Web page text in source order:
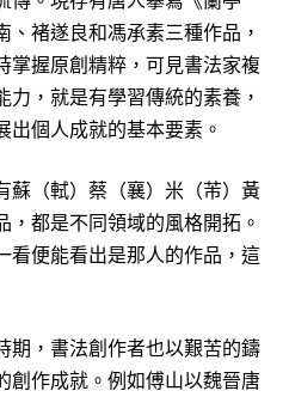
褚遂良和馮承素三種作品，
掌握原創精粹，可見書法家複
，就是有學習傳統的素養，
個人成就的基本要素。
蘇（軾）蔡（襄）米（芾）黃
，都是不同領域的風格開拓。
看便能看出是那人的作品，這
期，書法創作者也以艱苦的鑄
創作成就。例如傅山以魏晉唐